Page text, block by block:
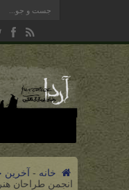
خانه - آخرین
انجمن طراحان